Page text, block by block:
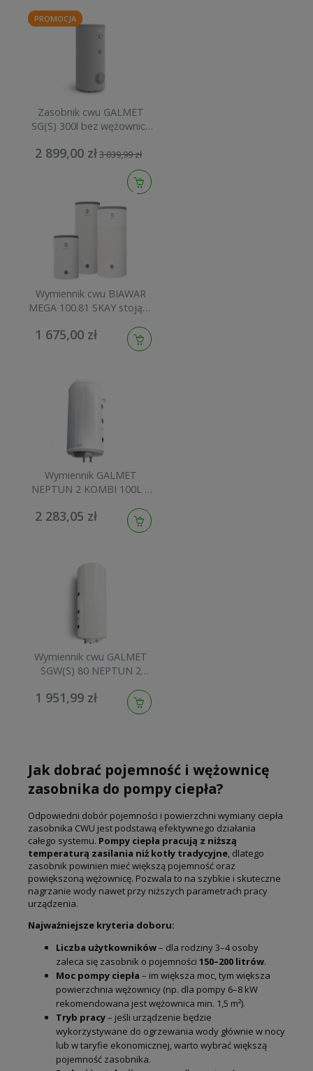
Zasobnik cwu GALMET
SG(S) 300l bez wężownicy
2 899,00 zł3 039,99 zł
PROMOCJA
Wymiennik cwu BIAWAR
MEGA 100.81 SKAY stojący
1 675,00 zł
Wymiennik GALMET
NEPTUN 2 KOMBI 100L z
grzałką, prawy 06-104670
2 283,05 zł
Wymiennik cwu GALMET
SGW(S) 80 NEPTUN 2
spiralna 06-084670
1 951,99 zł
Jak dobrać pojemność i wężownicę
zasobnika do pompy ciepła?
Odpowiedni dobór pojemności i powierzchni wymiany ciepła
zasobnika CWU jest podstawą efektywnego działania
całego systemu. Pompy ciepła pracują z niższą
temperaturą zasilania niż kotły tradycyjne, dlatego
zasobnik powinien mieć większą pojemność oraz
powiększoną wężownicę. Pozwala to na szybkie i skuteczne
nagrzanie wody nawet przy niższych parametrach pracy
urządzenia.
Najważniejsze kryteria doboru:
Liczba użytkowników– dla rodziny 3–4 osoby
zaleca się zasobnik o pojemności 150–200 litrów.
Moc pompy ciepła – im większa moc, tym większa
powierzchnia wężownicy (np. dla pompy 6–8 kW
rekomendowana jest wężownica min. 1,5 m²).
Tryb pracy– jeśli urządzenie będzie
wykorzystywane do ogrzewania wody głównie w nocy
lub w taryfie ekonomicznej, warto wybrać większą
pojemność zasobnika.